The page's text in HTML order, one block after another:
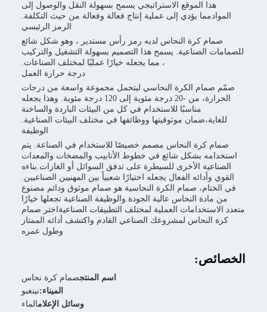
هذا الموقع الاستراتيجي يسمح بسهولة النقل والوصول إلى
الموادمما يؤدي إلى عملية إنتاج فعالة وفعالة من حيث التكلفة.
الرمز الرئيسي
صمام كرة النحاس لديه رمز رأس مستدير ، وهو شكل شائع
للصمامات الصناعية. يسمح هذا التصميم بسهولة التشغيل والتركيب
، مما يجعله خيارًا عمليًا لمختلف الصناعات.
درجة حرارة العمل
صمّم صمام الكرة النحاسي ليتحمل مجموعة واسعة من درجات
الحرارة، من -20 درجة مئوية إلى 120 درجة مئوية. وهذا يجعله
مناسبًا للاستخدام في كل من البيئات الباردة والساخنة
للغاية،ضمان موثوقيتها ووظائفها في مختلف البيئات الصناعية.
الوظيفة
صمام كرة النحاس مصمم خصيصًا للاستخدام في الصناعة. يتم
استخدامه بشكل شائع في خطوط الأنابيب والمضخات والمعدات
الصناعية الأخرى للسيطرة على تدفق السوائل أو الغازات.بناءه
القوي وأدائه الفعال يجعله اختيارًا شعبياً بين المهنيين الصناعيين.
في الختام، صمام الكرة النحاسية هو صمام موثوق ودائم مصنوع
من مادة النحاس عالية الجودة.والوظيفة الصناعية تجعلها خيارًا
متعدد الاستخدامات العملية لمختلف التطبيقات الصناعيةاختر صمام
كرة النحاس لمشروعك الصناعي القادم واكتشف أدائه الممتاز
وطول عمره
الخصائص:
اسم المنتجصمام كرة نحاس
الميناء:نينغبو
وسائل الإعلامالماء